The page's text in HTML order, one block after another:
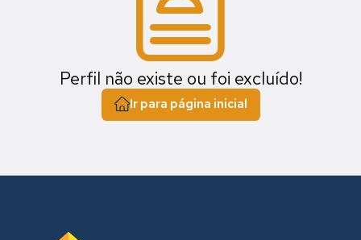
Perfil não existe ou foi excluído!
Ir para página inicial